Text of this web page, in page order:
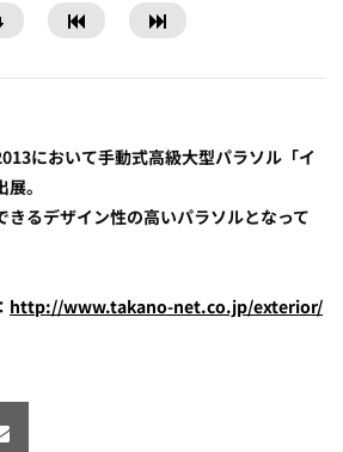
において手動式高級大型パラソル「イ
。
きるデザイン性の高いパラソルとなって
http://www.takano-net.co.jp/exterior/